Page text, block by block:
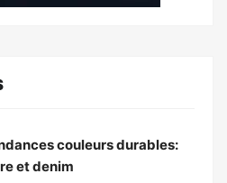
couleurs durables:
et denim